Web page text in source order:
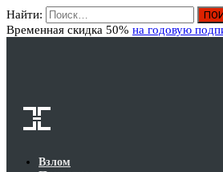
Найти:
Временная скидка 50% на годовую
Взлом